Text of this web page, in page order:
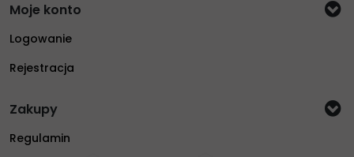
Moje konto
Logowanie
Rejestracja
Zakupy
Regulamin